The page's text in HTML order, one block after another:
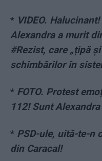
* VIDEO.
Alexandra a murit
#Rezist, care „țipă
schimbărilor în
* FOTO. Protest
112! Sunt
* PSD-ule, uită-te-n
din Caracal!